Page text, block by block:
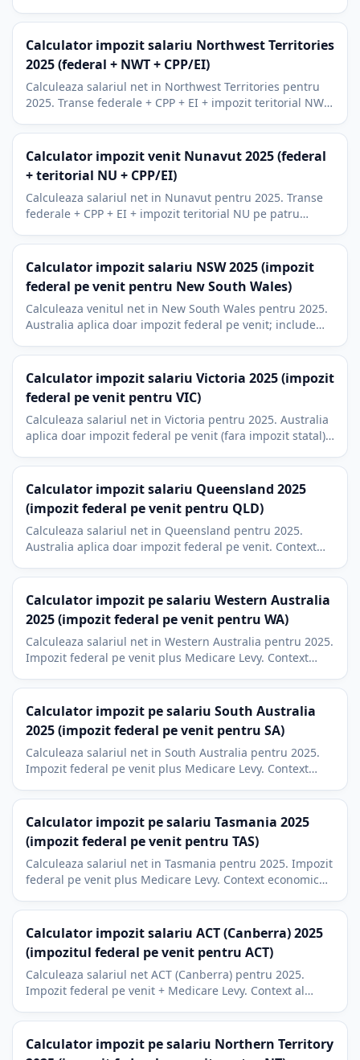
Calculator impozit salariu Northwest Territories
2025 (federal + NWT + CPP/EI)
Calculeaza salariul net in Northwest Territories pentru
2025. Transe federale + CPP + EI + impozit teritorial NWT
Calculator impozit venit Nunavut 2025 (federal
+ teritorial NU + CPP/EI)
Calculeaza salariul net in Nunavut pentru 2025. Transe
federale + CPP + EI + impozit teritorial NU pe patru
Calculator impozit salariu NSW 2025 (impozit
federal pe venit pentru New South Wales)
Calculeaza venitul net in New South Wales pentru 2025.
Australia aplica doar impozit federal pe venit; include
Calculator impozit salariu Victoria 2025 (impozit
federal pe venit pentru VIC)
Calculeaza salariul net in Victoria pentru 2025. Australia
aplica doar impozit federal pe venit (fara impozit statal);
Calculator impozit salariu Queensland 2025
(impozit federal pe venit pentru QLD)
Calculeaza salariul net in Queensland pentru 2025.
Australia aplica doar impozit federal pe venit. Context
Calculator impozit pe salariu Western Australia
2025 (impozit federal pe venit pentru WA)
Calculeaza salariul net in Western Australia pentru 2025.
Impozit federal pe venit plus Medicare Levy. Context
Calculator impozit pe salariu South Australia
2025 (impozit federal pe venit pentru SA)
Calculeaza salariul net in South Australia pentru 2025.
Impozit federal pe venit plus Medicare Levy. Context
Calculator impozit pe salariu Tasmania 2025
(impozit federal pe venit pentru TAS)
Calculeaza salariul net in Tasmania pentru 2025. Impozit
federal pe venit plus Medicare Levy. Context economic
Calculator impozit salariu ACT (Canberra) 2025
(impozitul federal pe venit pentru ACT)
Calculeaza salariul net ACT (Canberra) pentru 2025.
Impozit federal pe venit + Medicare Levy. Context al
Calculator impozit pe salariu Northern Territory